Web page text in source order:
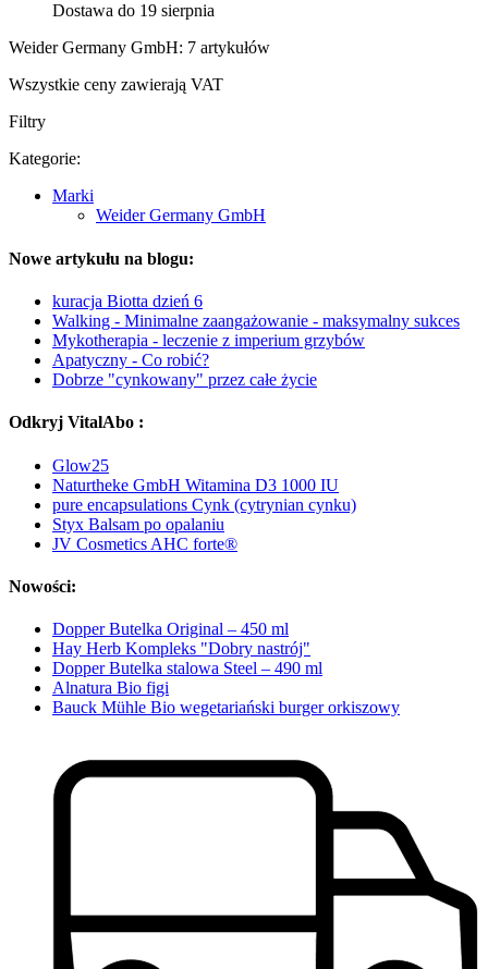
Dostawa do 19 sierpnia
Weider Germany GmbH: 7 artykułów
Wszystkie ceny zawierają VAT
Filtry
Kategorie:
Marki
Weider Germany GmbH
Nowe artykułu na blogu:
kuracja Biotta dzień 6
Walking - Minimalne zaangażowanie - maksymalny sukces
Mykotherapia - leczenie z imperium grzybów
Apatyczny - Co robić?
Dobrze "cynkowany" przez całe życie
Odkryj VitalAbo :
Glow25
Naturtheke GmbH Witamina D3 1000 IU
pure encapsulations Cynk (cytrynian cynku)
Styx Balsam po opalaniu
JV Cosmetics AHC forte®
Nowości:
Dopper Butelka Original – 450 ml
Hay Herb Kompleks "Dobry nastrój"
Dopper Butelka stalowa Steel – 490 ml
Alnatura Bio figi
Bauck Mühle Bio wegetariański burger orkiszowy